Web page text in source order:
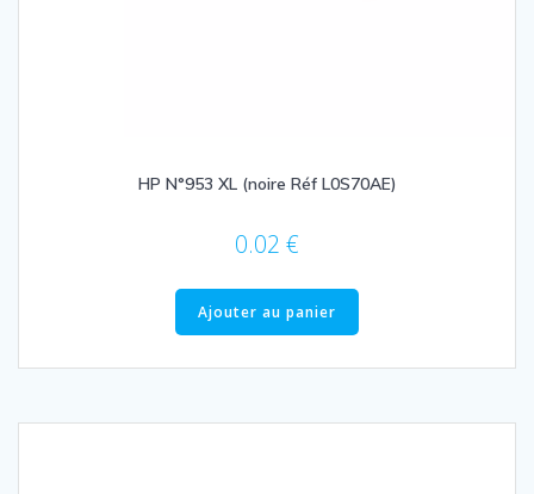
HP N°953 XL (noire Réf L0S70AE)
0.02 €
Ajouter au panier